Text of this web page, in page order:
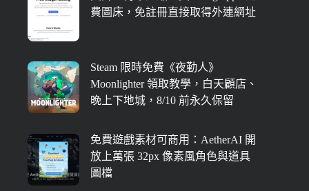
費圖床，免註冊直接取得外連網址
Steam 限時免費《夜勤人》
Moonlighter 領取教學，白天顧店、
晚上下地城，8/10 前永久保留
免費遊戲素材可商用：AetherAI 開
放上萬張 32px 像素風角色與道具
圖檔